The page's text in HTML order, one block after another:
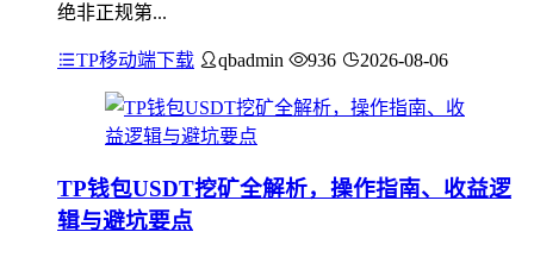
绝非正规第...
TP移动端下载 qbadmin 936 2026-08-06
TP钱包USDT挖矿全解析，操作指南、收益逻
辑与避坑要点